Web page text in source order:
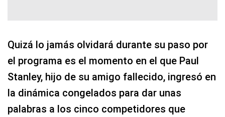
Quizá lo jamás olvidará durante su paso por
el programa es el momento en el que Paul
Stanley, hijo de su amigo fallecido, ingresó en
la dinámica congelados para dar unas
palabras a los cinco competidores que